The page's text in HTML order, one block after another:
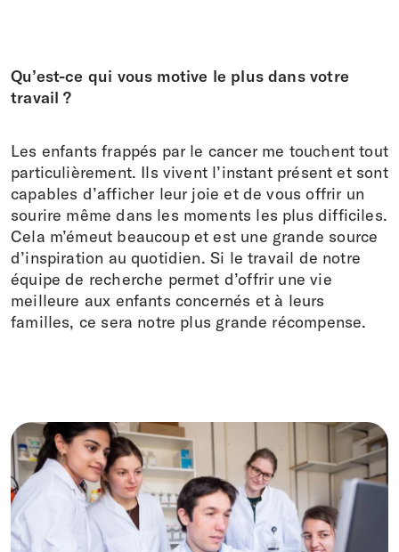
Qu’est-ce qui vous motive le plus dans votre
travail ?
Les enfants frappés par le cancer me touchent tout
particulièrement. Ils vivent l’instant présent et sont
capables d’afficher leur joie et de vous offrir un
sourire même dans les moments les plus difficiles.
Cela m’émeut beaucoup et est une grande source
d’inspiration au quotidien. Si le travail de notre
équipe de recherche permet d’offrir une vie
meilleure aux enfants concernés et à leurs
familles, ce sera notre plus grande récompense.